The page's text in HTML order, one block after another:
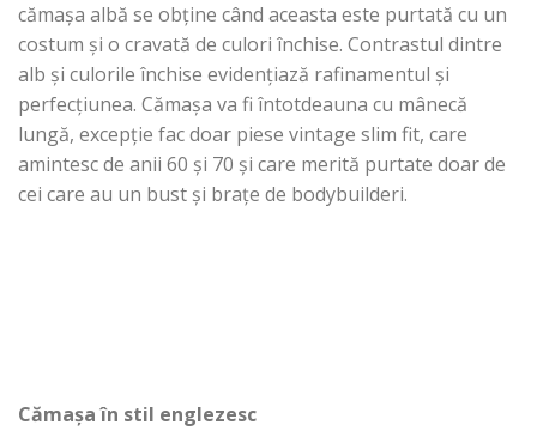
cămașa albă se obține când aceasta este purtată cu un
costum și o cravată de culori închise. Contrastul dintre
alb și culorile închise evidențiază rafinamentul și
perfecțiunea. Cămașa va fi întotdeauna cu mânecă
lungă, excepție fac doar piese vintage slim fit, care
amintesc de anii 60 și 70 și care merită purtate doar de
cei care au un bust și brațe de bodybuilderi.
Cămașa în stil englezesc